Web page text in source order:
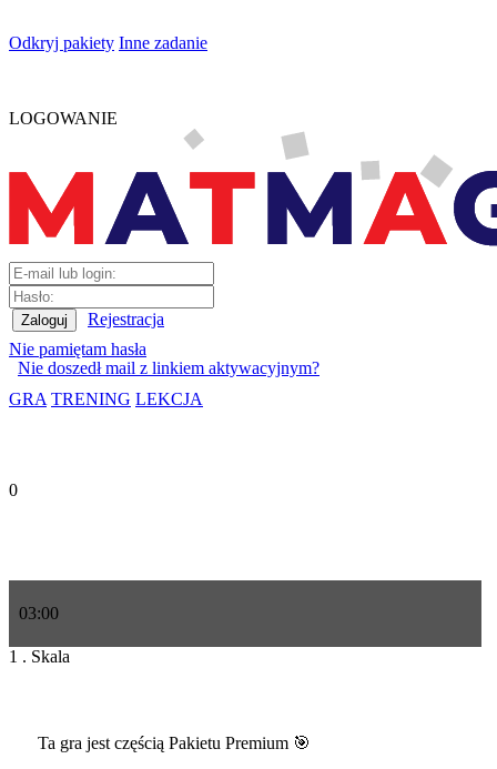
Odkryj pakiety Inne zadanie
LOGOWANIE
Rejestracja
Nie pamiętam hasła
Nie doszedł mail z linkiem aktywacyjnym?
GRA TRENING LEKCJA
0
03:00
1 . Skala
Ta gra jest częścią Pakietu Premium 🎯